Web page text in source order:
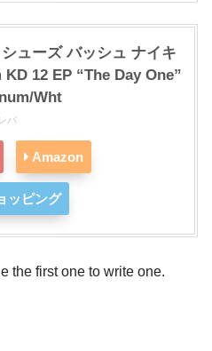
ューズ バッシュ ナイキ
12 EP “The Day One”
Wht
バ
Amazon
ッピング
the first one to write one.